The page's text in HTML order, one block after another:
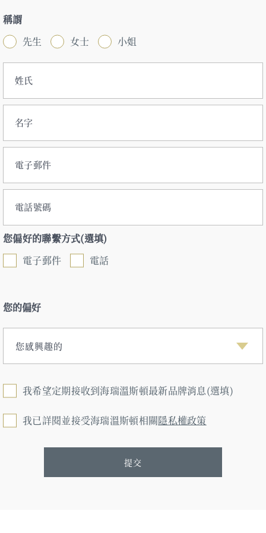
稱謂
先生
女士 小姐
姓氏
名字
電子郵件
電話號碼
您偏好的聯繫方式(選填)
電子郵件
電話
您的偏好
我希望定期接收到海瑞溫斯頓最新品牌消息(選填)
我已詳閱並接受海瑞溫斯頓相關隱私權政策
提交